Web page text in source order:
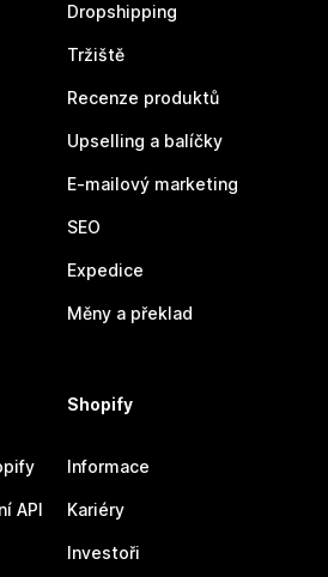
Dropshipping
Tržiště
Recenze produktů
Upselling a balíčky
E-mailový marketing
SEO
Expedice
Měny a překlad
API
Shopify
Informace
Kariéry
Investoři